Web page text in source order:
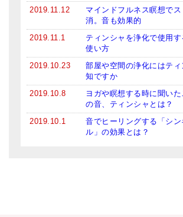
2019.11.12
マインドフルネス瞑想で
消。音も効果的
2019.11.1
ティンシャを浄化で使用
使い方
2019.10.23
部屋や空間の浄化にはテ
知ですか
2019.10.8
ヨガや瞑想する時に聞い
の音、ティンシャとは？
2019.10.1
音でヒーリングする「シン
ル」の効果とは？